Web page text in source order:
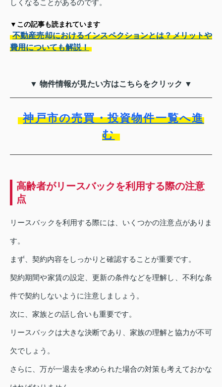
しくなることがあるのです。
▼この記事も読まれています
不動産売却におけるインスペクションとは？メリットや
費用についても解説！
▼ 物件情報が見たい方はこちらをクリック ▼
神戸市の売買・投資物件一覧へ進
む
高齢者がリースバックを利用する際の注意
点
リースバックを利用する際には、いくつかの注意点がありま
す。
まず、契約内容をしっかりと確認することが重要です。
契約期間や家賃の設定、更新の条件などを理解し、不利な条
件で契約しないように注意しましょう。
次に、家族との話し合いも重要です。
リースバックは大きな決断であり、家族の理解と協力が不可
欠でしょう。
さらに、万が一退去を求められた場合の対策も考えておかな